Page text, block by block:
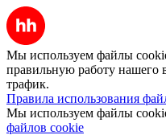
Мы используем файлы
правильную работу нашего
трафик.
Правила использования
Мы используем файлы
файлов cookie